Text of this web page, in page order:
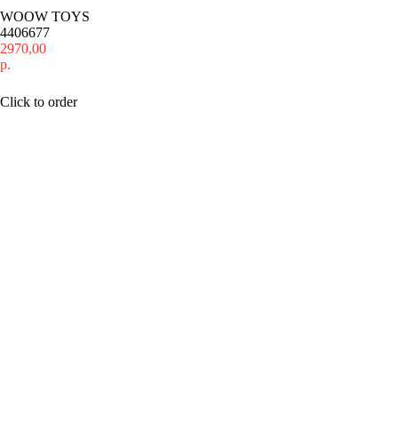
WOOW TOYS
4406677
2970,00
р.
Click to order